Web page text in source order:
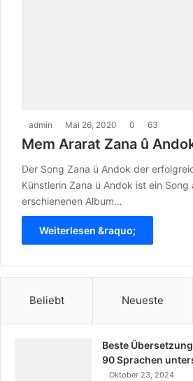
admin Mai 26, 2020 0 63
Mem Ararat Zana û
Der Song Zana ü Andok der
Künstlerin Zana ü Andok ist ein Song
erschienenen Album…
Weiterlesen &raquo;
Beliebt Neueste
Beste
90 Sprachen
Oktober 23, 2024